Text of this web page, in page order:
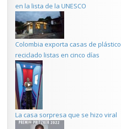
en la lista de la UNESCO
Colombia exporta casas de plástico
reciclado listas en cinco días
La casa sorpresa que se hizo viral